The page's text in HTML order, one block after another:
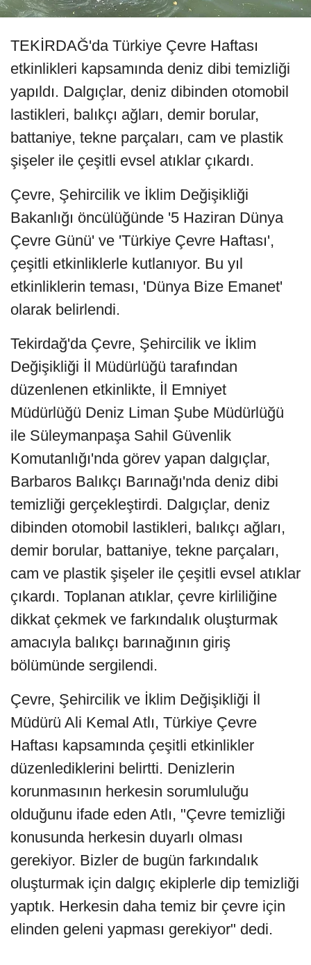
TEKİRDAĞ'da Türkiye Çevre Haftası
etkinlikleri kapsamında deniz dibi temizliği
yapıldı. Dalgıçlar, deniz dibinden otomobil
lastikleri, balıkçı ağları, demir borular,
battaniye, tekne parçaları, cam ve plastik
şişeler ile çeşitli evsel atıklar çıkardı.
Çevre, Şehircilik ve İklim Değişikliği
Bakanlığı öncülüğünde '5 Haziran Dünya
Çevre Günü' ve 'Türkiye Çevre Haftası',
çeşitli etkinliklerle kutlanıyor. Bu yıl
etkinliklerin teması, 'Dünya Bize Emanet'
olarak belirlendi.
Tekirdağ'da Çevre, Şehircilik ve İklim
Değişikliği İl Müdürlüğü tarafından
düzenlenen etkinlikte, İl Emniyet
Müdürlüğü Deniz Liman Şube Müdürlüğü
ile Süleymanpaşa Sahil Güvenlik
Komutanlığı'nda görev yapan dalgıçlar,
Barbaros Balıkçı Barınağı'nda deniz dibi
temizliği gerçekleştirdi. Dalgıçlar, deniz
dibinden otomobil lastikleri, balıkçı ağları,
demir borular, battaniye, tekne parçaları,
cam ve plastik şişeler ile çeşitli evsel atıklar
çıkardı. Toplanan atıklar, çevre kirliliğine
dikkat çekmek ve farkındalık oluşturmak
amacıyla balıkçı barınağının giriş
bölümünde sergilendi.
Çevre, Şehircilik ve İklim Değişikliği İl
Müdürü Ali Kemal Atlı, Türkiye Çevre
Haftası kapsamında çeşitli etkinlikler
düzenlediklerini belirtti. Denizlerin
korunmasının herkesin sorumluluğu
olduğunu ifade eden Atlı, "Çevre temizliği
konusunda herkesin duyarlı olması
gerekiyor. Bizler de bugün farkındalık
oluşturmak için dalgıç ekiplerle dip temizliği
yaptık. Herkesin daha temiz bir çevre için
elinden geleni yapması gerekiyor" dedi.